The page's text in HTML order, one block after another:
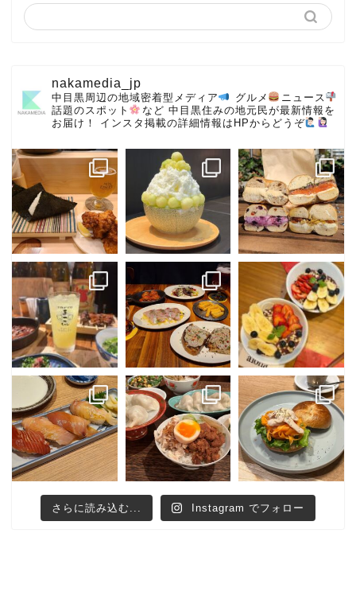
nakamedia_jp
中目黒周辺の地域密着型メディア グルメ
ニュース
話題のスポット
など 中目黒住みの地元民が最新情報を
お届け！
インスタ掲載の詳細情報はHPからどうぞ
さらに読み込む... Instagram でフォロー